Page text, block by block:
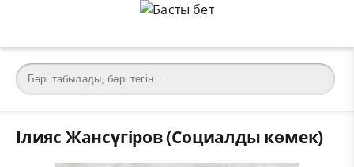
Ілияс Жансүгіров (Социалды көмек)